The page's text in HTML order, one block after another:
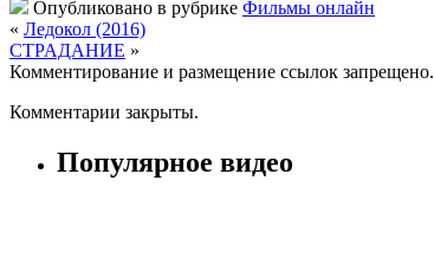
Опубликовано в рубрике Фильмы онлайн
« Ледокол (2016)
CTPAДAHИE »
Комментирование и размещение ссылок запрещено.
Комментарии закрыты.
Популярное видео